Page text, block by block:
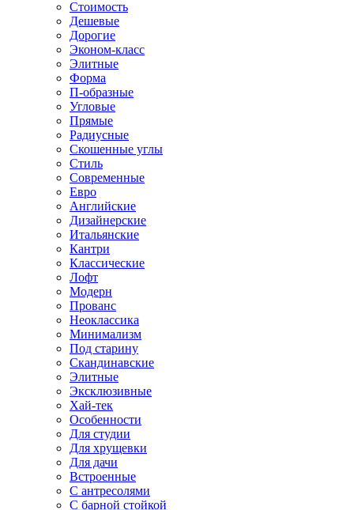
Стоимость
Дешевые
Дорогие
Эконом-класс
Элитные
Форма
П-образные
Угловые
Прямые
Радиусные
Скошенные углы
Стиль
Современные
Евро
Английские
Дизайнерские
Итальянские
Кантри
Классические
Лофт
Модерн
Прованс
Неоклассика
Минимализм
Под старину
Скандинавские
Элитные
Эксклюзивные
Хай-тек
Особенности
Для студии
Для хрущевки
Для дачи
Встроенные
С антресолями
С барной стойкой